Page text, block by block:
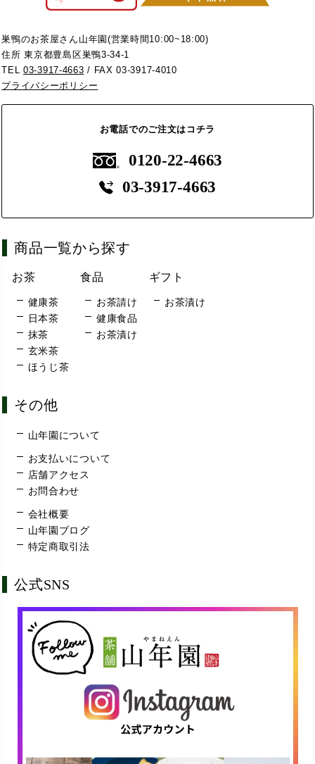
巣鴨のお茶屋さん山年園(営業時間10:00~18:00)
住所 東京都豊島区巣鴨3-34-1
TEL03-3917-4663 / FAX 03-3917-4010
プライバシーポリシー
お電話でのご注文はコチラ
0120-22-4663
03-3917-4663
商品一覧から探す
お茶
健康茶
日本茶
抹茶
玄米茶
ほうじ茶
食品
お茶請け
健康食品
お茶漬け
ギフト
お茶漬け
その他
山年園について
お支払いについて
店舗アクセス
お問合わせ
会社概要
山年園ブログ
特定商取引法
公式SNS